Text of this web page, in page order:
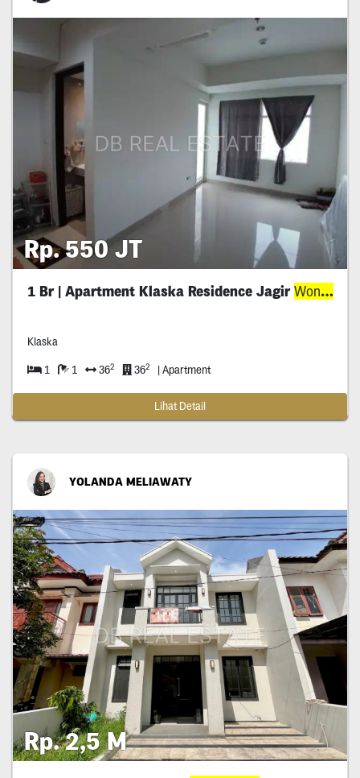
Rp. 550 JT
1 Br | Apartment Klaska Residence JagirWonokromo
Klaska
1 1 362 362 | Apartment
Lihat Detail
YOLANDA MELIAWATY
Rp. 2,5 M